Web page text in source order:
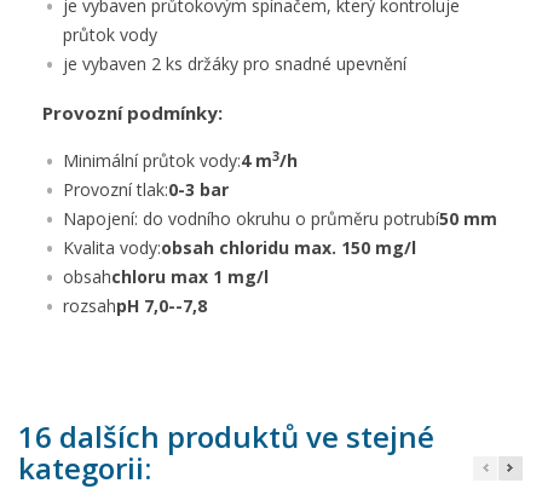
je vybaven průtokovým spínačem, který kontroluje
průtok vody
je vybaven 2 ks držáky pro snadné upevnění
Provozní podmínky:
Minimální průtok vody:4 m3/h
Provozní tlak:0-3 bar
Napojení: do vodního okruhu o průměru potrubí50 mm
Kvalita vody:obsah chloridu max. 150 mg/l
obsahchloru max 1 mg/l
rozsahpH 7,0--7,8
16 dalších produktů ve stejné
kategorii: